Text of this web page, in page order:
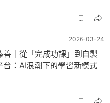
2026-03-24
善｜從「完成功課」到自製
台：AI浪潮下的學習新模式